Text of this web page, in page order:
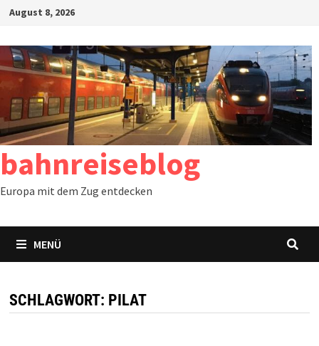
Zum
springen
August 8, 2026
bahnreiseblog
Europa mit dem Zug entdecken
MENÜ
SCHLAGWORT: PILAT